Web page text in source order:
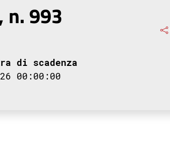
n. 993
di scadenza
00:00:00